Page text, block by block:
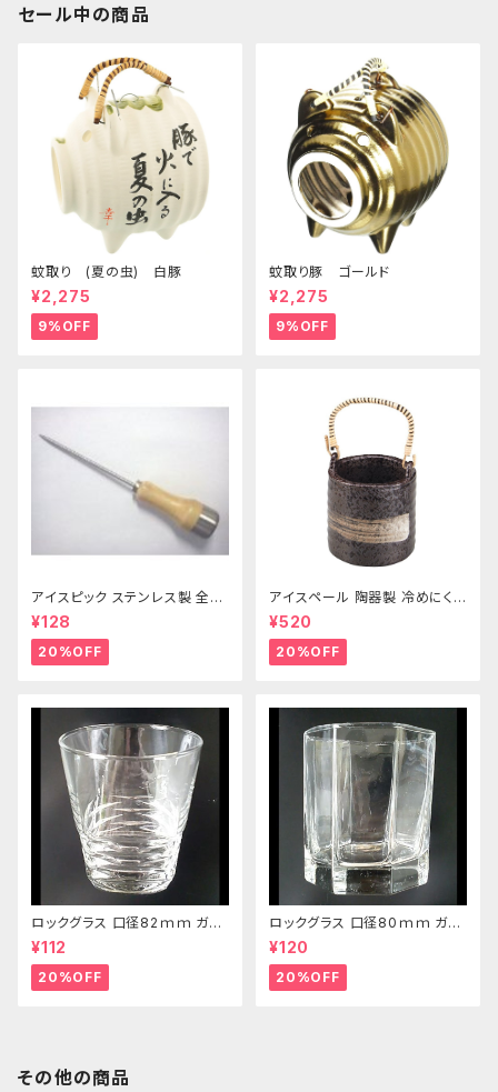
セール中の商品
蚊取り (夏の虫) 白豚
¥2,275
9%OFF
蚊取り豚 ゴールド
¥2,275
9%OFF
アイスピック ステンレス製 全長
215ｍｍ
¥128
20%OFF
アイスペール 陶器製 冷めにくい
二重構造 860ml
¥520
20%OFF
ロックグラス 口径82ｍｍ ガラ
ス製 250cc
¥112
20%OFF
ロックグラス 口径80ｍｍ ガラ
ス製 220cc
¥120
20%OFF
その他の商品